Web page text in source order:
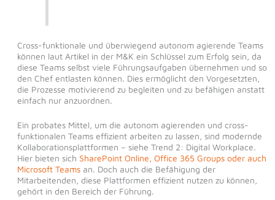
Cross-funktionale und überwiegend autonom agierende Teams
können laut Artikel in der M&K ein Schlüssel zum Erfolg sein, da
diese Teams selbst viele Führungsaufgaben übernehmen und so
den Chef entlasten können. Dies ermöglicht den Vorgesetzten,
die Prozesse motivierend zu begleiten und zu befähigen anstatt
einfach nur anzuordnen.
Ein probates Mittel, um die autonom agierenden und cross-
funktionalen Teams effizient arbeiten zu lassen, sind modernde
Kollaborationsplattformen – siehe Trend 2: Digital Workplace.
Hier bieten sich SharePoint Online, Office 365 Groups oder auch
Microsoft Teamsan. Doch auch die Befähigung der
Mitarbeitenden, diese Plattformen effizient nutzen zu können,
gehört in den Bereich der Führung.